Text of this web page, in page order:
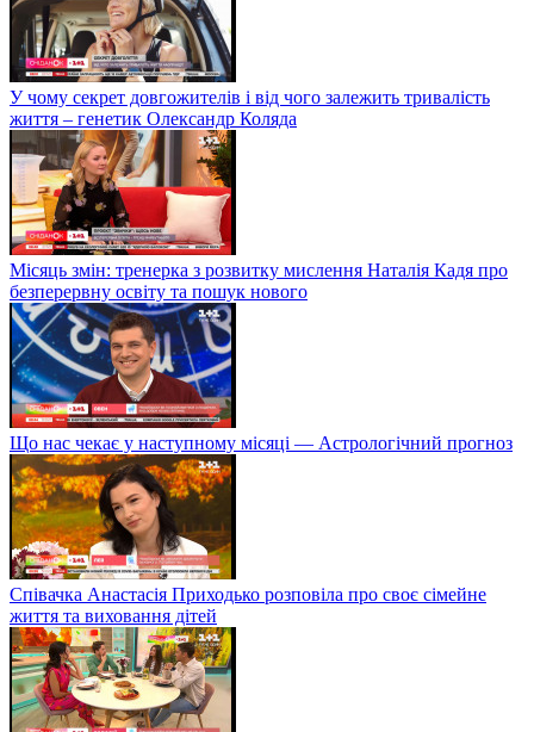
У чому секрет довгожителів і від чого залежить тривалість
життя – генетик Олександр Коляда
Місяць змін: тренерка з розвитку мислення Наталія Кадя про
безперервну освіту та пошук нового
Що нас чекає у наступному місяці — Астрологічний прогноз
Співачка Анастасія Приходько розповіла про своє сімейне
життя та виховання дітей